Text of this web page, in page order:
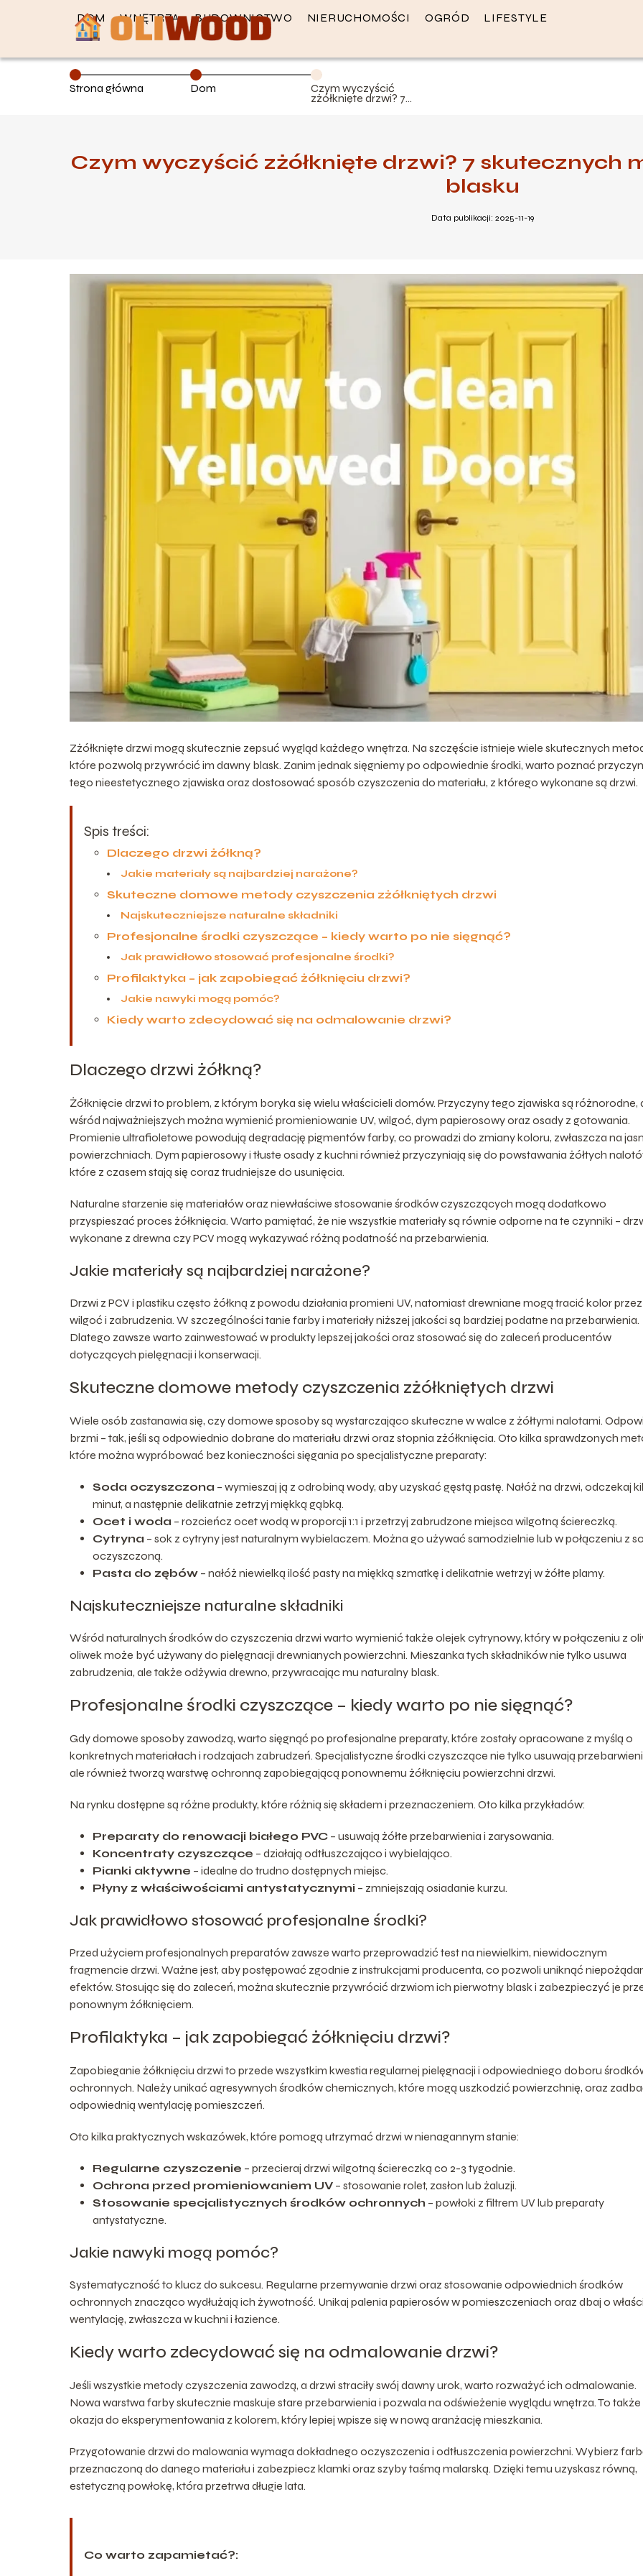
DOM WNĘTRZA BUDOWNICTWO NIERUCHOMOŚCI OGRÓD LIFESTYLE
Strona główna Dom Czym wyczyścić
zżółknięte drzwi? 7
skutecznych metod na
Czym wyczyścić zżółknięte drzwi? 7 skutecznych
blasku
Data publikacji: 2025-11-19
Zżółknięte drzwi mogą skutecznie zepsuć wygląd każdego wnętrza. Na szczęście istnieje wiele skutecznych
które pozwolą przywrócić im dawny blask. Zanim jednak sięgniemy po odpowiednie środki, warto poznać
tego nieestetycznego zjawiska oraz dostosować sposób czyszczenia do materiału, z którego wykonane są drzwi.
Spis treści:
Dlaczego drzwi żółkną?
Jakie materiały są najbardziej narażone?
Skuteczne domowe metody czyszczenia zżółkniętych drzwi
Najskuteczniejsze naturalne składniki
Profesjonalne środki czyszczące – kiedy warto po nie sięgnąć?
Jak prawidłowo stosować profesjonalne środki?
Profilaktyka – jak zapobiegać żółknięciu drzwi?
Jakie nawyki mogą pomóc?
Kiedy warto zdecydować się na odmalowanie drzwi?
Dlaczego drzwi żółkną?
Żółknięcie drzwi to problem, z którym boryka się wielu właścicieli domów. Przyczyny tego zjawiska są różnorodne,
wśród najważniejszych można wymienić promieniowanie UV, wilgoć, dym papierosowy oraz osady z gotowania.
Promienie ultrafioletowe powodują degradację pigmentów farby, co prowadzi do zmiany koloru, zwłaszcza na
powierzchniach. Dym papierosowy i tłuste osady z kuchni również przyczyniają się do powstawania żółtych
które z czasem stają się coraz trudniejsze do usunięcia.
Naturalne starzenie się materiałów oraz niewłaściwe stosowanie środków czyszczących mogą dodatkowo
przyspieszać proces żółknięcia. Warto pamiętać, że nie wszystkie materiały są równie odporne na te czynniki –
wykonane z drewna czy PCV mogą wykazywać różną podatność na przebarwienia.
Jakie materiały są najbardziej narażone?
Drzwi z PCV i plastiku często żółkną z powodu działania promieni UV, natomiast drewniane mogą tracić kolor przez
wilgoć i zabrudzenia. W szczególności tanie farby i materiały niższej jakości są bardziej podatne na przebarwienia.
Dlatego zawsze warto zainwestować w produkty lepszej jakości oraz stosować się do zaleceń producentów
dotyczących pielęgnacji i konserwacji.
Skuteczne domowe metody czyszczenia zżółkniętych drzwi
Wiele osób zastanawia się, czy domowe sposoby są wystarczająco skuteczne w walce z żółtymi nalotami.
brzmi – tak, jeśli są odpowiednio dobrane do materiału drzwi oraz stopnia zżółknięcia. Oto kilka sprawdzonych
które można wypróbować bez konieczności sięgania po specjalistyczne preparaty:
Soda oczyszczona – wymieszaj ją z odrobiną wody, aby uzyskać gęstą pastę. Nałóż na drzwi, odczekaj
minut, a następnie delikatnie zetrzyj miękką gąbką.
Ocet i woda – rozcieńcz ocet wodą w proporcji 1:1 i przetrzyj zabrudzone miejsca wilgotną ściereczką.
Cytryna – sok z cytryny jest naturalnym wybielaczem. Można go używać samodzielnie lub w połączeniu z
oczyszczoną.
Pasta do zębów – nałóż niewielką ilość pasty na miękką szmatkę i delikatnie wetrzyj w żółte plamy.
Najskuteczniejsze naturalne składniki
Wśród naturalnych środków do czyszczenia drzwi warto wymienić także olejek cytrynowy, który w połączeniu z
oliwek może być używany do pielęgnacji drewnianych powierzchni. Mieszanka tych składników nie tylko usuwa
zabrudzenia, ale także odżywia drewno, przywracając mu naturalny blask.
Profesjonalne środki czyszczące – kiedy warto po nie sięgnąć?
Gdy domowe sposoby zawodzą, warto sięgnąć po profesjonalne preparaty, które zostały opracowane z myślą o
konkretnych materiałach i rodzajach zabrudzeń. Specjalistyczne środki czyszczące nie tylko usuwają
ale również tworzą warstwę ochronną zapobiegającą ponownemu żółknięciu powierzchni drzwi.
Na rynku dostępne są różne produkty, które różnią się składem i przeznaczeniem. Oto kilka przykładów:
Preparaty do renowacji białego PVC – usuwają żółte przebarwienia i zarysowania.
Koncentraty czyszczące – działają odtłuszczająco i wybielająco.
Pianki aktywne – idealne do trudno dostępnych miejsc.
Płyny z właściwościami antystatycznymi – zmniejszają osiadanie kurzu.
Jak prawidłowo stosować profesjonalne środki?
Przed użyciem profesjonalnych preparatów zawsze warto przeprowadzić test na niewielkim, niewidocznym
fragmencie drzwi. Ważne jest, aby postępować zgodnie z instrukcjami producenta, co pozwoli uniknąć
efektów. Stosując się do zaleceń, można skutecznie przywrócić drzwiom ich pierwotny blask i zabezpieczyć je
ponownym żółknięciem.
Profilaktyka – jak zapobiegać żółknięciu drzwi?
Zapobieganie żółknięciu drzwi to przede wszystkim kwestia regularnej pielęgnacji i odpowiedniego doboru
ochronnych. Należy unikać agresywnych środków chemicznych, które mogą uszkodzić powierzchnię, oraz
odpowiednią wentylację pomieszczeń.
Oto kilka praktycznych wskazówek, które pomogą utrzymać drzwi w nienagannym stanie:
Regularne czyszczenie – przecieraj drzwi wilgotną ściereczką co 2-3 tygodnie.
Ochrona przed promieniowaniem UV – stosowanie rolet, zasłon lub żaluzji.
Stosowanie specjalistycznych środków ochronnych – powłoki z filtrem UV lub preparaty
antystatyczne.
Jakie nawyki mogą pomóc?
Systematyczność to klucz do sukcesu. Regularne przemywanie drzwi oraz stosowanie odpowiednich środków
ochronnych znacząco wydłużają ich żywotność. Unikaj palenia papierosów w pomieszczeniach oraz dbaj o
wentylację, zwłaszcza w kuchni i łazience.
Kiedy warto zdecydować się na odmalowanie drzwi?
Jeśli wszystkie metody czyszczenia zawodzą, a drzwi straciły swój dawny urok, warto rozważyć ich odmalowanie.
Nowa warstwa farby skutecznie maskuje stare przebarwienia i pozwala na odświeżenie wyglądu wnętrza. To także
okazja do eksperymentowania z kolorem, który lepiej wpisze się w nową aranżację mieszkania.
Przygotowanie drzwi do malowania wymaga dokładnego oczyszczenia i odtłuszczenia powierzchni. Wybierz
przeznaczoną do danego materiału i zabezpiecz klamki oraz szyby taśmą malarską. Dzięki temu uzyskasz równą,
estetyczną powłokę, która przetrwa długie lata.
Co warto zapamietać?: